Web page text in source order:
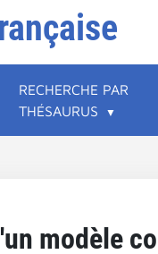
RECHERCHE PAR
THÉSAURUS
modèle